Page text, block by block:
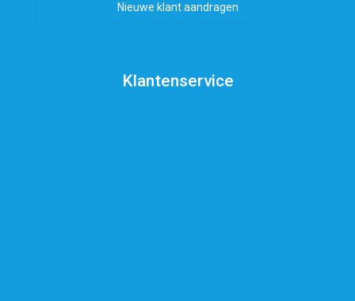
Nieuwe klant aandragen
Klantenservice